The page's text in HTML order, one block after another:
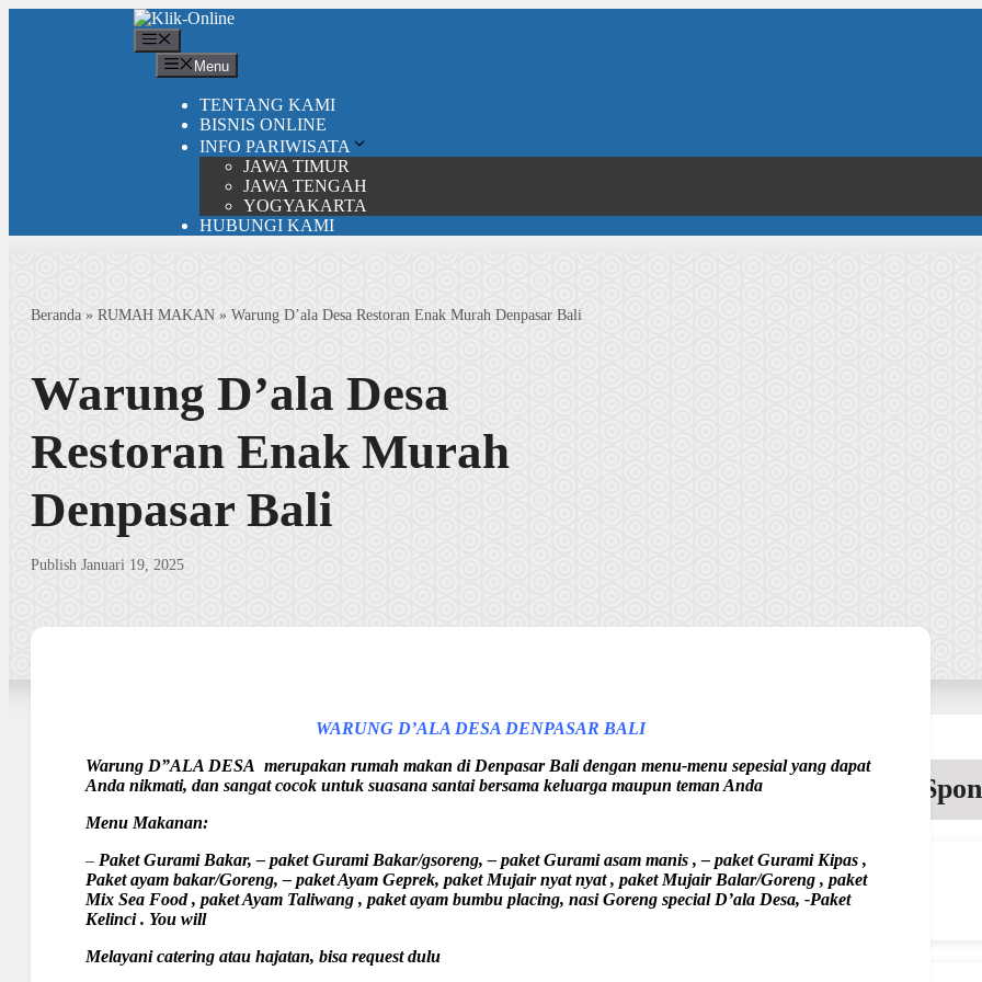
Menu
TENTANG KAMI
BISNIS ONLINE
INFO PARIWISATA
JAWA TIMUR
JAWA TENGAH
YOGYAKARTA
HUBUNGI KAMI
Beranda » RUMAH MAKAN » Warung D’ala Desa Restoran Enak Murah Denpasar Bali
Warung D’ala Desa
Restoran Enak Murah
Denpasar Bali
Publish Januari 19, 2025
WARUNG D’ALA DESA DENPASAR BALI
Warung D”ALA DESA merupakan rumah makan di Denpasar Bali dengan menu-menu sepesial yang dapat
Anda nikmati, dan sangat cocok untuk suasana santai bersama keluarga maupun teman Anda
Menu Makanan:
– Paket Gurami Bakar, – paket Gurami Bakar/gsoreng, – paket Gurami asam manis , – paket Gurami Kipas ,
Paket ayam bakar/Goreng, – paket Ayam Geprek, paket Mujair nyat nyat , paket Mujair Balar/Goreng , paket
Mix Sea Food , paket Ayam Taliwang , paket ayam bumbu placing, nasi Goreng special D’ala Desa, -Paket
Kelinci . You will
Melayani catering atau hajatan, bisa request dulu